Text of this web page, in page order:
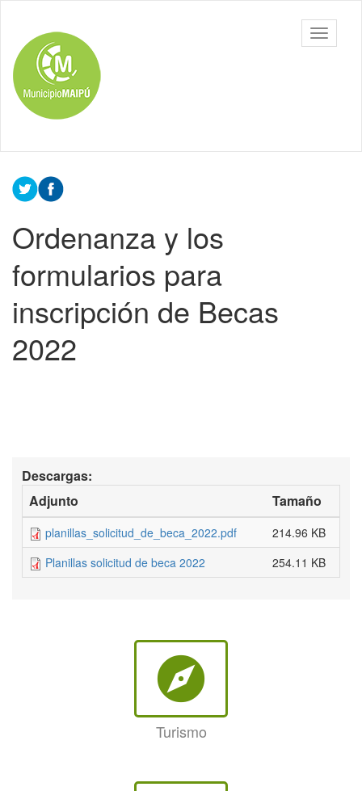
contenido
principal
Toggle
Ordenanza y los
formularios para
inscripción de Becas
2022
Descargas:
Adjunto
Tamaño
planillas_solicitud_de_beca_2022.pdf
214.96 KB
Planillas solicitud de beca 2022
254.11 KB
explore
Turismo